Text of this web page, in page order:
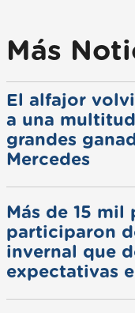
Más
El alfajor
a una
grandes
Mercedes
Más de 15 mil
participaron
invernal que
expectativas